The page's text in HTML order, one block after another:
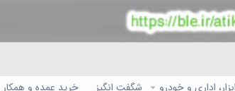
ابزار، اداری و خودرو شگفت انگیز خرید عمده و همکار